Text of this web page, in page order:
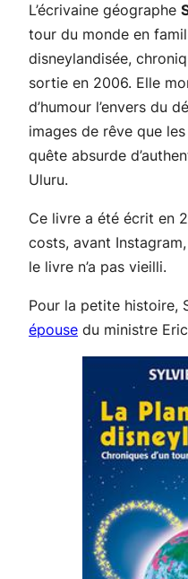
L’écrivaine géographe
tour du monde en
disneylandisée,
sortie en 2006. Elle
d’humour l’envers du
images de rêve que
quête absurde
Uluru.
Ce livre a été écrit en
costs, avant
le livre n’a pas vieilli.
Pour la petite histoire,
épouse du ministre